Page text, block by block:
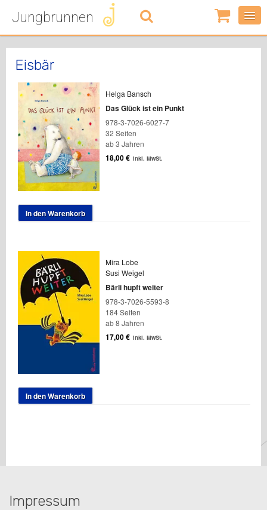
Jungbrunnen
0
Artikel
-
Eisbär
Helga Bansch
Das Glück ist ein Punkt
978-3-7026-6027-7
32 Seiten
ab 3 Jahren
18,00€ inkl. MwSt.
In den Warenkorb
Mira Lobe
Susi Weigel
Bärli hupft weiter
978-3-7026-5593-8
184 Seiten
ab 8 Jahren
17,00€ inkl. MwSt.
In den Warenkorb
Impressum